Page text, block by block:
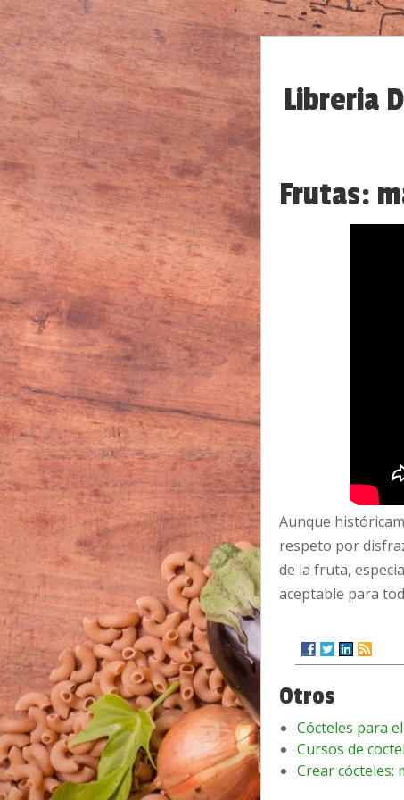
Libreria
Frutas:
Aunque
respeto por
de la fruta,
aceptable para
Otros
Cócteles para
Cursos de
Crear cócteles: